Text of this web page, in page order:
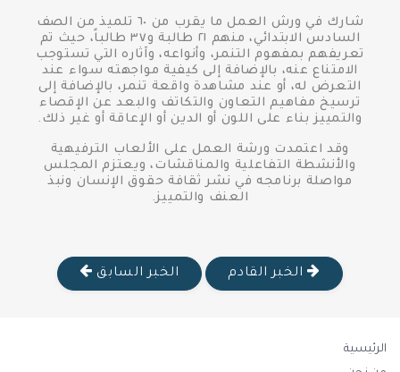
شارك في ورش العمل ما يقرب من ٦٠ تلميذ من الصف
السادس الابتدائي، منهم ٢١ طالبة و٣٧ طالباً، حيث تم
تعريفهم بمفهوم التنمر، وأنواعه، وآثاره التي تستوجب
الامتناع عنه، بالإضافة إلى كيفية مواجهته سواء عند
التعرض له، أو عند مشاهدة واقعة تنمر، بالإضافة إلى
ترسيخ مفاهيم التعاون والتكاتف والبعد عن الإقصاء
والتمييز بناء على اللون أو الدين أو الإعاقة أو غير ذلك.
وقد اعتمدت ورشة العمل على الألعاب الترفيهية
والأنشطة التفاعلية والمناقشات، ويعتزم المجلس
مواصلة برنامجه في نشر ثقافة حقوق الإنسان ونبذ
العنف والتمييز.
الخبر القادم الخبر السابق
الرئيسية